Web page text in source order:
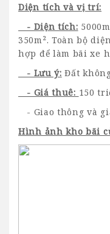
Diện tích và vị trí:
- Diện tích:
350m². Toàn bộ
hợp để làm bãi xe
- Lưu ý: Đất
- Giá thuê: 150
- Giao thông và
Hình ảnh kho bãi